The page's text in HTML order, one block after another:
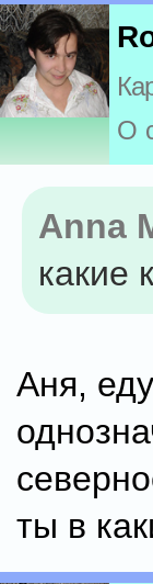
О
Anna
какие
Аня,
ты в